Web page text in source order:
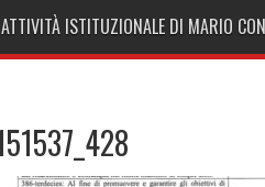
ATTIVITÀ ISTITUZIONALE DI MARIO